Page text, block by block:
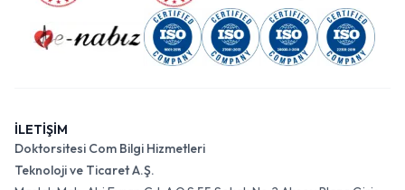
İLETİŞİM
Doktorsitesi Com Bilgi Hizmetleri
Teknoloji ve Ticaret A.Ş.